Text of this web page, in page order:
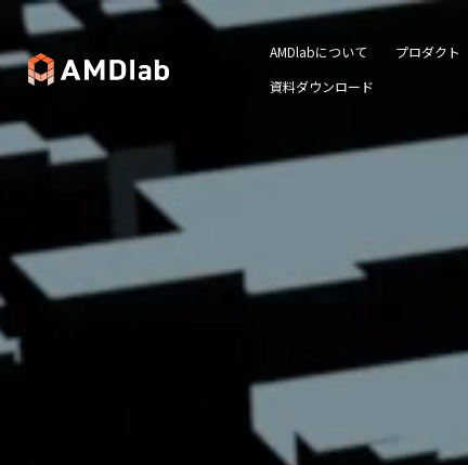
AMDlabについて プロダクト
資料ダウンロード